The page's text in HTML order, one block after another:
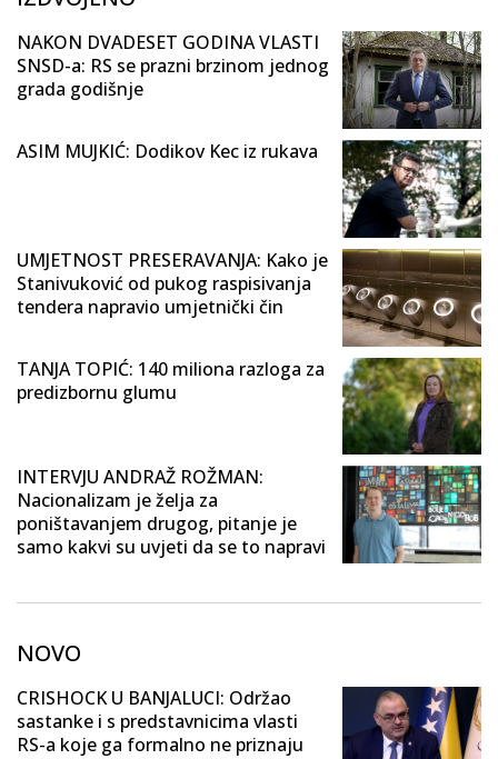
NAKON DVADESET GODINA VLASTI
SNSD-a: RS se prazni brzinom jednog
grada godišnje
ASIM MUJKIĆ: Dodikov Kec iz rukava
UMJETNOST PRESERAVANJA: Kako je
Stanivuković od pukog raspisivanja
tendera napravio umjetnički čin
TANJA TOPIĆ: 140 miliona razloga za
predizbornu glumu
INTERVJU ANDRAŽ ROŽMAN:
Nacionalizam je želja za
poništavanjem drugog, pitanje je
samo kakvi su uvjeti da se to napravi
NOVO
CRISHOCK U BANJALUCI: Održao
sastanke i s predstavnicima vlasti
RS-a koje ga formalno ne priznaju